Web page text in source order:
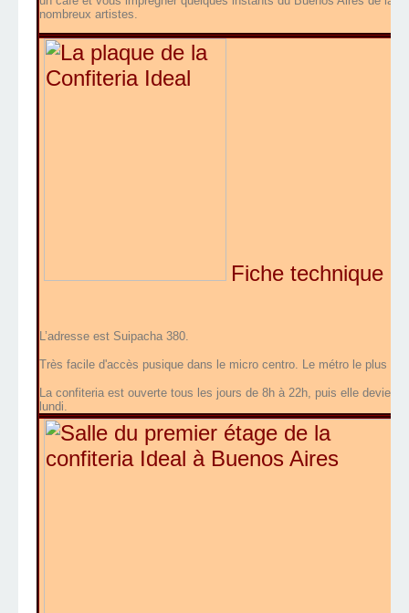
nombreux artistes.
Fiche technique :
L’adresse est Suipacha 380.
Très facile d'accès pusique dans le micro centro. Le métro le plus
La confiteria est ouverte tous les jours de 8h à 22h, puis elle
lundi.